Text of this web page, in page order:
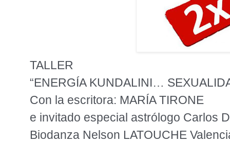
TALLER
“ENERGÍA KUNDALINI…
Con la escritora: MARÍA TIRONE
e invitado especial astrólogo Carlos
Biodanza Nelson LATOUCHE